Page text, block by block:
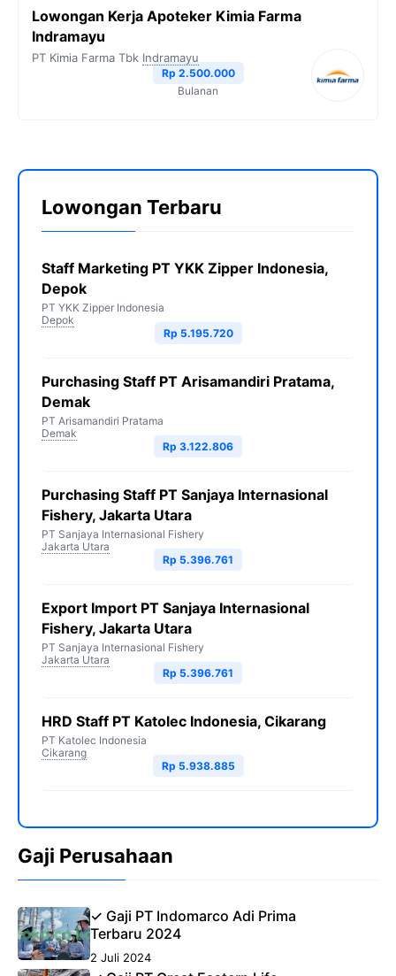
Lowongan Kerja Apoteker Kimia Farma
Indramayu
PT Kimia Farma Tbk Indramayu
Rp 2.500.000
Bulanan
Lowongan Terbaru
Staff Marketing PT YKK Zipper Indonesia,
Depok
PT YKK Zipper Indonesia
Depok
Rp 5.195.720
Purchasing Staff PT Arisamandiri Pratama,
Demak
PT Arisamandiri Pratama
Demak
Rp 3.122.806
Purchasing Staff PT Sanjaya Internasional
Fishery, Jakarta Utara
PT Sanjaya Internasional Fishery
Jakarta Utara
Rp 5.396.761
Export Import PT Sanjaya Internasional
Fishery, Jakarta Utara
PT Sanjaya Internasional Fishery
Jakarta Utara
Rp 5.396.761
HRD Staff PT Katolec Indonesia, Cikarang
PT Katolec Indonesia
Cikarang
Rp 5.938.885
Gaji Perusahaan
✓ Gaji PT Indomarco Adi Prima
Terbaru 2024
2 Juli 2024